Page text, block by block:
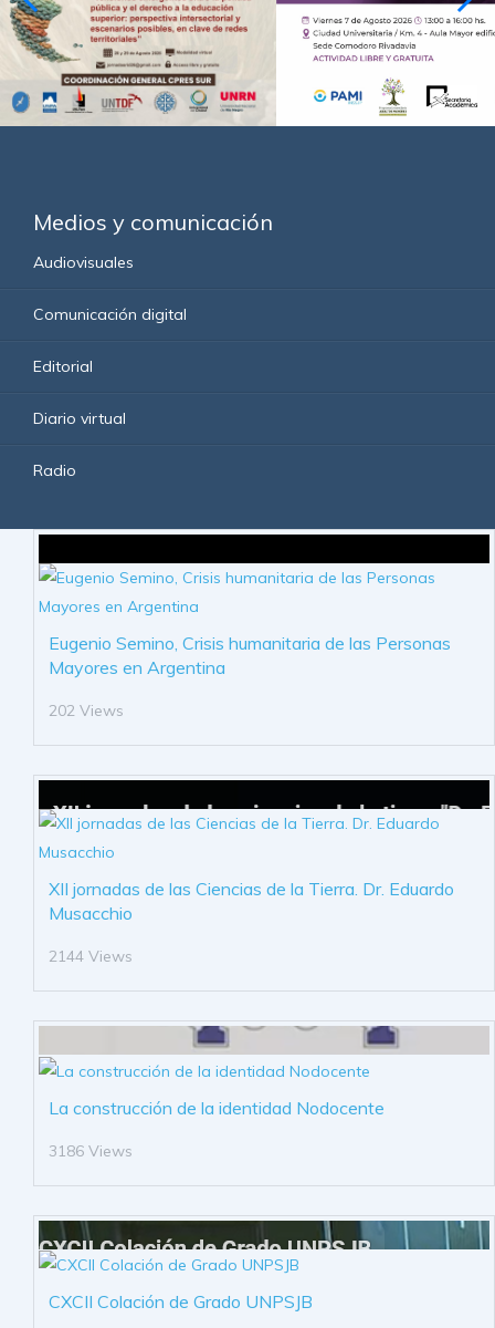
Medios y comunicación
Audiovisuales
Comunicación digital
Editorial
Diario virtual
Radio
Eugenio Semino, Crisis humanitaria de las Personas
Mayores en Argentina
202 Views
XII jornadas de las Ciencias de la Tierra. Dr. Eduardo
Musacchio
2144 Views
La construcción de la identidad Nodocente
3186 Views
CXCII Colación de Grado UNPSJB